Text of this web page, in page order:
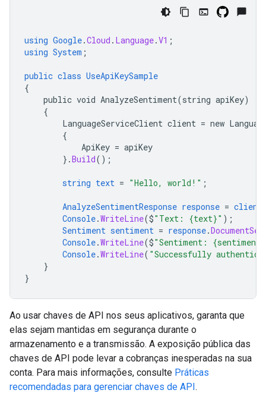
using Google.Cloud . Language.V1 ;
using System ;
public class UseApiKeySample
{
public void AnalyzeSentiment(string apiKey)
{
LanguageServiceClient client = new
{
ApiKey = apiKey
}.Build();
string text = "Hello, world!" ;
AnalyzeSentimentResponse response = client
Console.WriteLine($"Text: {text}" );
Sentiment sentiment = response.
Console.WriteLine($"Sentiment:
Console.WriteLine( "Successfully
}
}
Ao usar chaves de API nos seus aplicativos, garanta que
elas sejam mantidas em segurança durante o
armazenamento e a transmissão. A exposição pública das
chaves de API pode levar a cobranças inesperadas na sua
conta. Para mais informações, consulte Práticas
recomendadas para gerenciar chaves de API.